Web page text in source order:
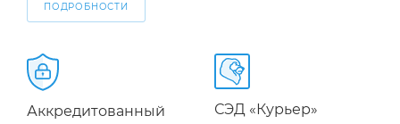
ПОДРОБНОСТИ
Аккредитованный
СЭД «Курьер»